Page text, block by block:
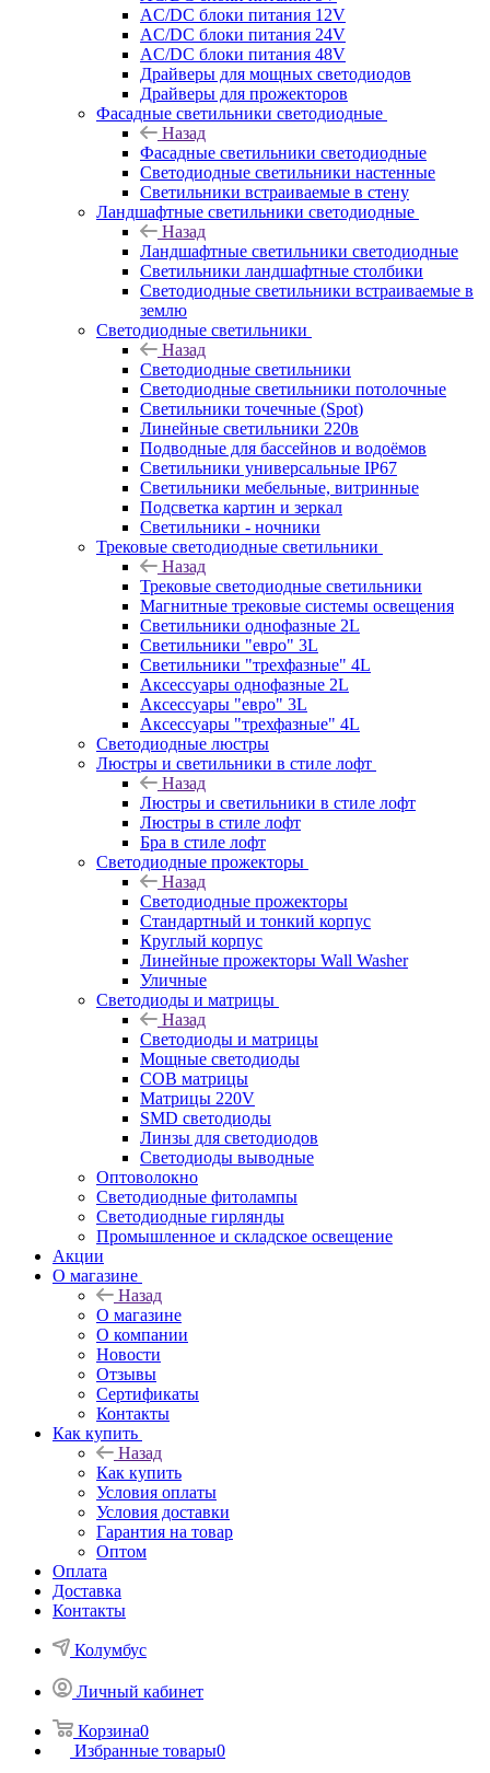
AC/DC блоки питания 12V
AC/DC блоки питания 24V
AC/DC блоки питания 48V
Драйверы для мощных светодиодов
Драйверы для прожекторов
Фасадные светильники светодиодные
Назад
Фасадные светильники светодиодные
Светодиодные светильники настенные
Светильники встраиваемые в стену
Ландшафтные светильники светодиодные
Назад
Ландшафтные светильники светодиодные
Светильники ландшафтные столбики
Светодиодные светильники встраиваемые в
землю
Светодиодные светильники
Назад
Светодиодные светильники
Светодиодные светильники потолочные
Светильники точечные (Spot)
Линейные светильники 220в
Подводные для бассейнов и водоёмов
Светильники универсальные IP67
Светильники мебельные, витринные
Подсветка картин и зеркал
Светильники - ночники
Трековые светодиодные светильники
Назад
Трековые светодиодные светильники
Магнитные трековые системы освещения
Светильники однофазные 2L
Светильники "евро" 3L
Светильники "трехфазные" 4L
Аксессуары однофазные 2L
Аксессуары "евро" 3L
Аксессуары "трехфазные" 4L
Светодиодные люстры
Люстры и светильники в стиле лофт
Назад
Люстры и светильники в стиле лофт
Люстры в стиле лофт
Бра в стиле лофт
Светодиодные прожекторы
Назад
Светодиодные прожекторы
Стандартный и тонкий корпус
Круглый корпус
Линейные прожекторы Wall Washer
Уличные
Светодиоды и матрицы
Назад
Светодиоды и матрицы
Мощные светодиоды
COB матрицы
Матрицы 220V
SMD светодиоды
Линзы для светодиодов
Светодиоды выводные
Оптоволокно
Светодиодные фитолампы
Светодиодные гирлянды
Промышленное и складское освещение
Акции
О магазине
Назад
О магазине
О компании
Новости
Отзывы
Сертификаты
Контакты
Как купить
Назад
Как купить
Условия оплаты
Условия доставки
Гарантия на товар
Оптом
Оплата
Доставка
Контакты
Колумбус
Личный кабинет
Корзина0
Избранные товары0